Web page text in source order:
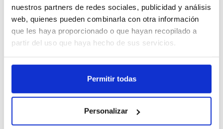
nuestros partners de redes sociales, publicidad y análisis
web, quienes pueden combinarla con otra información
que les haya proporcionado o que hayan recopilado a
partir del uso que haya hecho de sus servicios.
Permitir todas
Personalizar
6x1L
عدم دستیاب، ابھی فرمائش کریں
ڈیٹا شیٹ دیکھیں